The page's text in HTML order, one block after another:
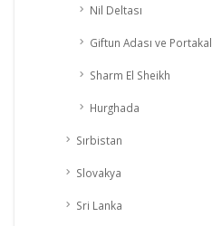
Nil Deltası
Giftun Adası ve
Sharm El Sheikh
Hurghada
Sırbistan
Slovakya
Sri Lanka